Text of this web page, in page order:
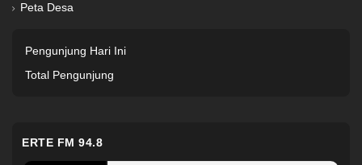
Peta Desa
Pengunjung Hari Ini
Total Pengunjung
ERTE FM 94.8